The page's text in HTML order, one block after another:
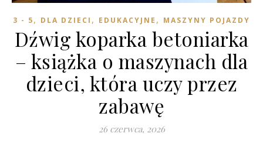
3 - 5, DLA DZIECI , EDUKACYJNE , MASZYNY POJAZDY
Dźwig koparka betoniarka
– książka o maszynach dla
dzieci, która uczy przez
zabawę
26 czerwca, 2026